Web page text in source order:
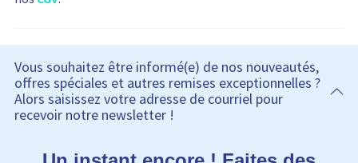
Vous souhaitez être informé(e) de nos nouveautés,
offres spéciales et autres remises exceptionnelles ?
Alors saisissez votre adresse de courriel pour
recevoir notre newsletter !